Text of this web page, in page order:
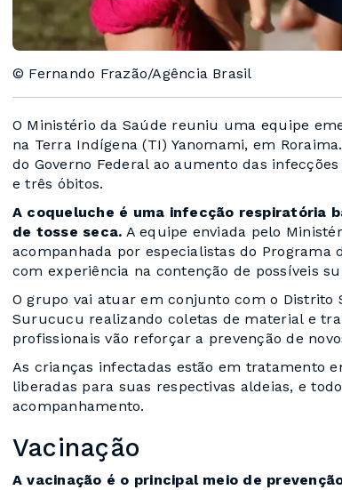
© Fernando Frazão/Agência Brasil
O Ministério da Saúde reuniu uma equipe
na Terra Indígena (TI) Yanomami, em
do Governo Federal ao aumento das
e três óbitos.
A coqueluche é uma infecção respiratória
de tosse seca. A equipe enviada pelo
acompanhada por especialistas do Programa
com experiência na contenção de possíveis
O grupo vai atuar em conjunto com o Distrito
Surucucu realizando coletas de material e
profissionais vão reforçar a prevenção de
As crianças infectadas estão em tratamento
liberadas para suas respectivas aldeias, e
acompanhamento.
Vacinação
A vacinação é o principal meio de